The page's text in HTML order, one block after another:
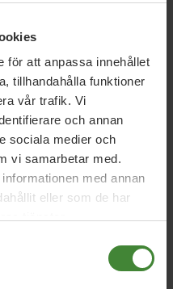
för att anpassa innehållet
tillhandahålla funktioner
vår trafik. Vi
och annan
sociala medier och
vi samarbetar med.
med annan
eller som de har
hemma: i
du än är
lika värde. Med